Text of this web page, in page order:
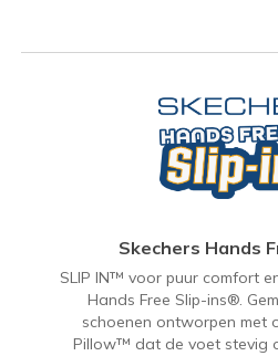
Skechers Hands
SLIP IN™ voor puur comfort
Hands Free Slip-ins®.
schoenen ontworpen met
Pillow™ dat de voet stevig